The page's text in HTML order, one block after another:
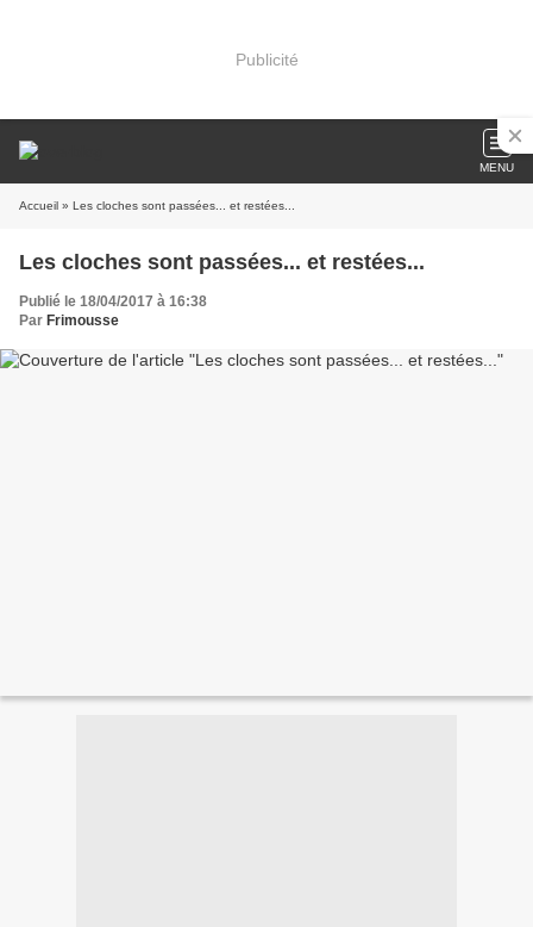
Publicité
MENU
Accueil » Les cloches sont passées... et restées...
Les cloches sont passées... et restées...
Publié le 18/04/2017 à 16:38
Par Frimousse